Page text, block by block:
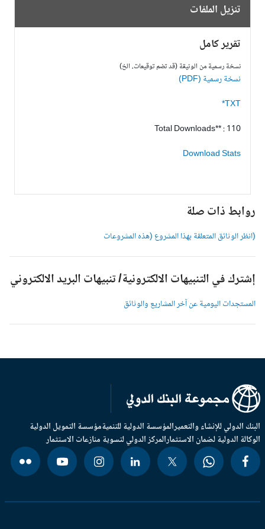
تنزيل الملفات
تقرير كامل
نسخة رسمية من الوثيقة (قد تضم توقيعات، الخ)
نسخة رسمية (PDF)
TXT*
Total Downloads** : 110
Download Stats
روابط ذات صلة
(انظر الوثائق المتعلقة بهذا المشروع (هذه المشروعات
إشترك في التنبيهات الالكترونية/ تنبيهات البريد الالكتروني
المستجدات اليومية عن آخر المشاريع والوثائق
الدولي للإنشاء والتعميرالمؤسسة الدولية للتنميةمؤسسة التمويل الدولية
الدولية لضمان الاستثمارالمركز الدولي لتسوية منازعات الاستثمار